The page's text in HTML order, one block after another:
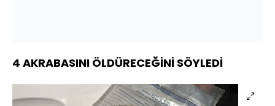
4 AKRABASINI ÖLDÜRECEĞİNİ SÖYLEDİ